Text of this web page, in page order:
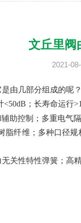
文丘里阀
2021-
由几部分组成的呢
<50dB ；长寿命运行
助控制；多重电气
脂纤维；多种口径规
关性特性弹簧；高